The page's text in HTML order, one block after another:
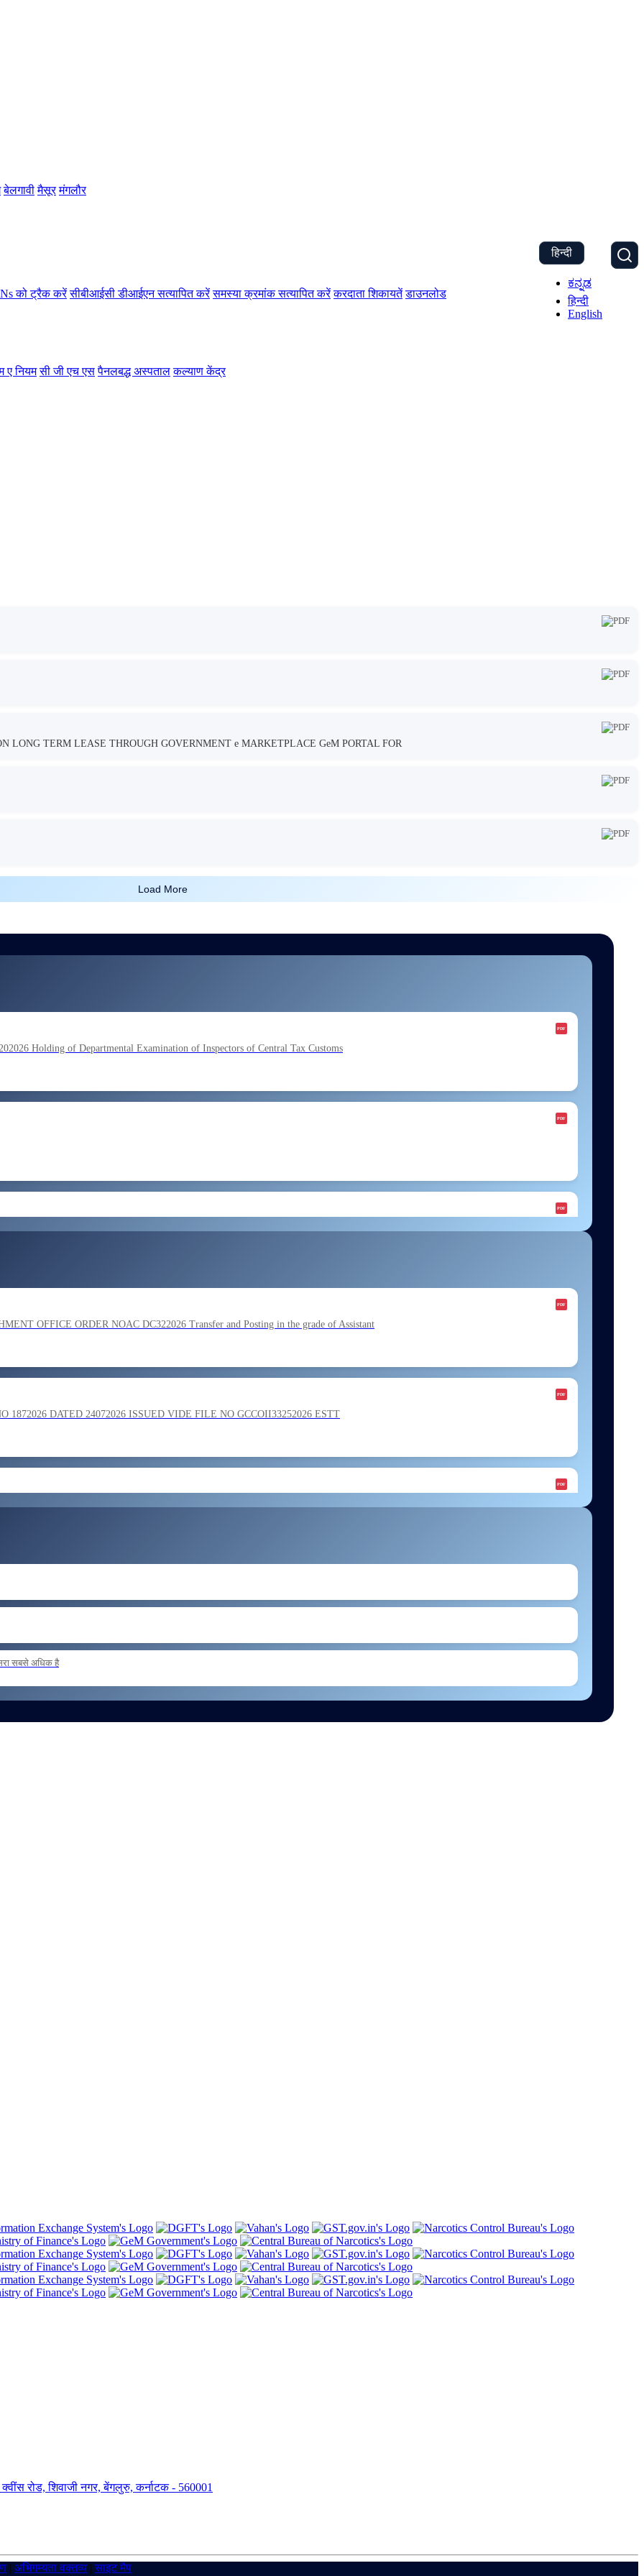
बेलगावी मैसूर मंगलौर
को ट्रैक करें सीबीआईसी डीआईएन सत्यापित करें समस्या क्रमांक सत्यापित करें करदाता शिकायतें डाउनलोड
ए नियम सी जी एच एस पैनलबद्ध अस्पताल कल्याण केंद्र
हिन्दी
ಕನ್ನಡ
हिन्दी
English
LONG TERM LEASE THROUGH GOVERNMENT e MARKETPLACE GeM PORTAL FOR
Load More
Holding of Departmental Examination of Inspectors of Central Tax Customs
on the basis of result of Combined Graduate Level Examination
by SSC on the basis of result of CombIned Graduate Level E
OFFICE ORDER NOAC DC322026 Transfer and Posting in the grade of Assistant
1872026 DATED 24072026 ISSUED VIDE FILE NO GCCOII33252026 ESTT
basis to formations outside the zone Reg
सबसे अधिक है
रोड, शिवाजी नगर, बेंगलुरु, कर्नाटक - 560001
| अभिगम्यता वक्तव्य |साइट मैप